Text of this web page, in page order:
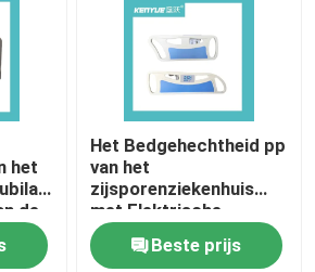
ons op
het
de
voor
Het Bedgehechtheid pp
van het
zijsporenziekenhuis
met Elektrische
Drukknop Multifunctie
Beste prijs